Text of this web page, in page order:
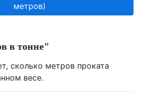
метров)
в тонне"
сколько метров проката
весе.